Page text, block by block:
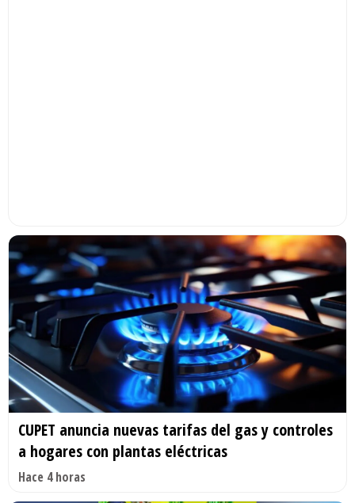
CUPET anuncia nuevas tarifas del gas y controles
a hogares con plantas eléctricas
Hace 4 horas